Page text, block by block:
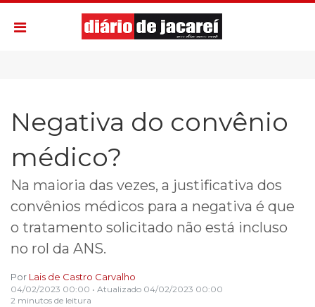
Negativa do convênio
médico?
Na maioria das vezes, a justificativa dos
convênios médicos para a negativa é que
o tratamento solicitado não está incluso
no rol da ANS.
Por Lais de Castro Carvalho
04/02/2023 00:00 • Atualizado 04/02/2023 00:00
2 minutos de leitura